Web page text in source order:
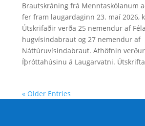
Brautskráning frá Menntaskólanum
fer fram laugardaginn 23. maí 2026,
Útskrifaðir verða 25 nemendur af
hugvísindabraut og 27 nemendur af
Náttúruvísindabraut. Athöfnin
Íþróttahúsinu á Laugarvatni.
« Older Entries